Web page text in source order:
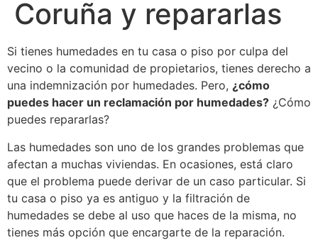
Coruña y repararlas
Si tienes humedades en tu casa o piso por culpa del
vecino o la comunidad de propietarios, tienes derecho a
una indemnización por humedades. Pero, ¿cómo
puedes hacer un reclamación por humedades? ¿Cómo
puedes repararlas?
Las humedades son uno de los grandes problemas que
afectan a muchas viviendas. En ocasiones, está claro
que el problema puede derivar de un caso particular. Si
tu casa o piso ya es antiguo y la filtración de
humedades se debe al uso que haces de la misma, no
tienes más opción que encargarte de la reparación.